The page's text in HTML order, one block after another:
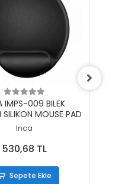
Sepete Ekle
IMPS-009 BILEK
SILIKON MOUSE PAD
Inca
530,68 TL
Sepete Ekle